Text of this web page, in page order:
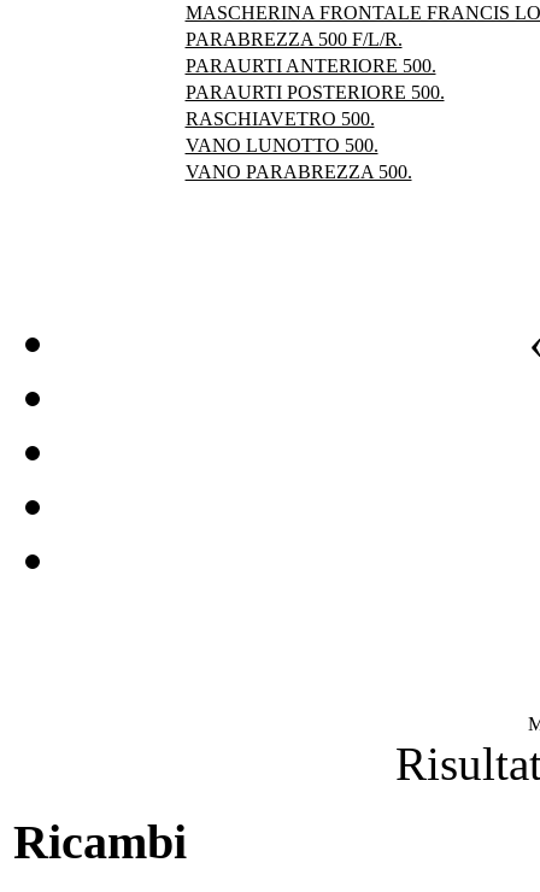
MASCHERINA FRONTALE FRANCIS
PARABREZZA 500 F/L/R.
PARAURTI ANTERIORE 500.
PARAURTI POSTERIORE 500.
RASCHIAVETRO 500.
VANO LUNOTTO 500.
VANO PARABREZZA 500.
Ricambi